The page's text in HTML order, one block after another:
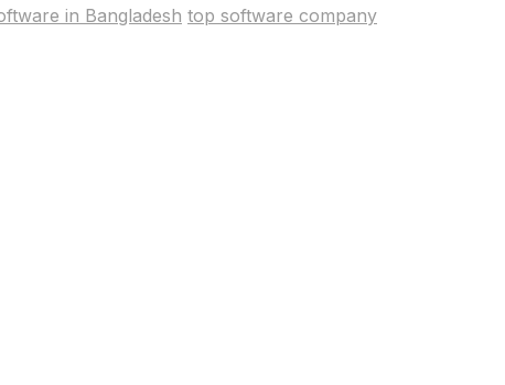
in Bangladesh top software company